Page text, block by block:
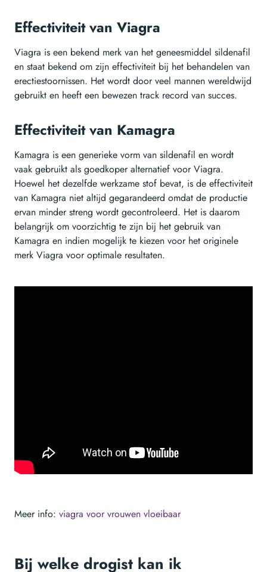
Effectiviteit van Viagra
Viagra is een bekend merk van het geneesmiddel sildenafil
en staat bekend om zijn effectiviteit bij het behandelen van
erectiestoornissen. Het wordt door veel mannen wereldwijd
gebruikt en heeft een bewezen track record van succes.
Effectiviteit van Kamagra
Kamagra is een generieke vorm van sildenafil en wordt
vaak gebruikt als goedkoper alternatief voor Viagra.
Hoewel het dezelfde werkzame stof bevat, is de effectiviteit
van Kamagra niet altijd gegarandeerd omdat de productie
ervan minder streng wordt gecontroleerd. Het is daarom
belangrijk om voorzichtig te zijn bij het gebruik van
Kamagra en indien mogelijk te kiezen voor het originele
merk Viagra voor optimale resultaten.
Meer info: viagra voor vrouwen vloeibaar
Bij welke drogist kan ik